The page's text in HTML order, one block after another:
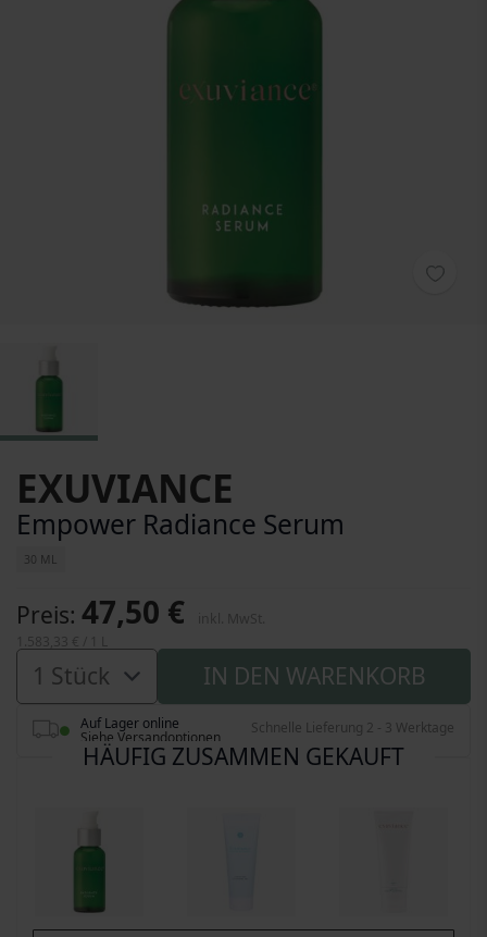
EXUVIANCE
Empower Radiance Serum
30 ML
Preis 47,50 €
IN DEN WARENKORB
Auf Lager online
Siehe Versandoptionen
Schnelle Lieferung 2 - 3 Werktage
HÄUFIG ZUSAMMEN GEKAUFT